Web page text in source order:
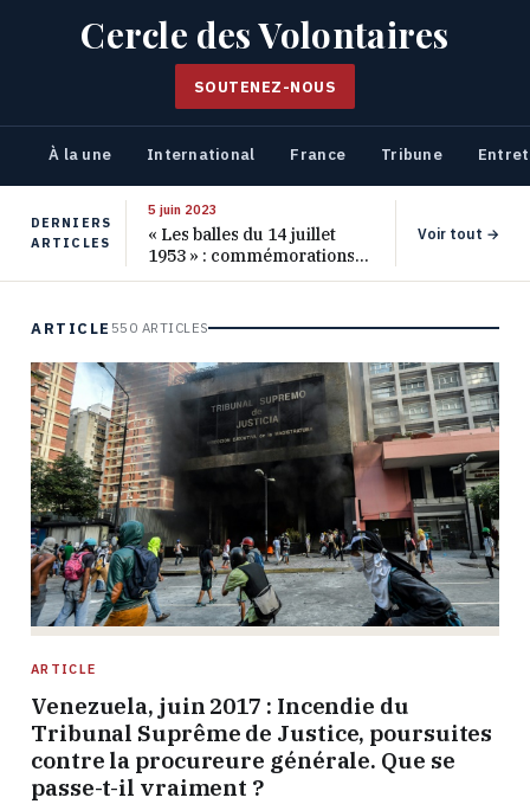
Cercle des Volontaires
SOUTENEZ-NOUS
À la une International France Tribune
DERNIERS
ARTICLES
5 juin 2023
« Les balles du 14 juillet
1953 » : commémorations
pour les 70 ans de ce
Voir tout →
ARTICLE 550 ARTICLES
ARTICLE
Venezuela, juin 2017 : Incendie du
Tribunal Suprême de Justice, poursuites
contre la procureure générale. Que se
passe-t-il vraiment ?